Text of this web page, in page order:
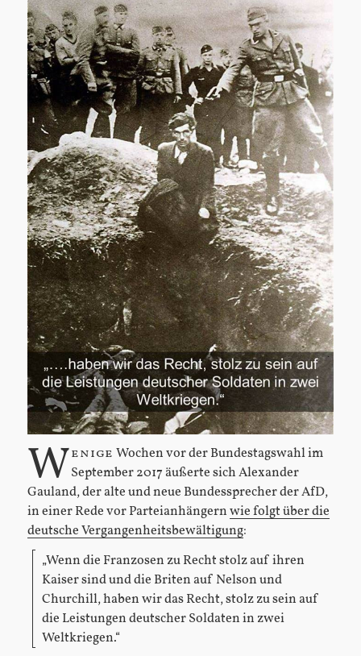
Wenige Wochen vor der Bundestagswahl im
September 2017 äußerte sich Alexander
Gauland, der alte und neue Bundessprecher der AfD,
in einer Rede vor Parteianhängernwie folgt über die
deutsche Vergangenheitsbewältigung:
„Wenn die Franzosen zu Recht stolz auf ihren
Kaiser sind und die Briten auf Nelson und
Churchill, haben wir das Recht, stolz zu sein auf
die Leistungen deutscher Soldaten in zwei
Weltkriegen.“